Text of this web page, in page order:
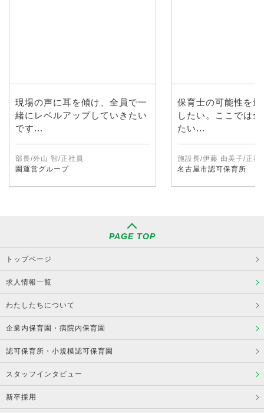
現場の声に耳を傾け、全員で一
緒にレベルアップしていきたい
です...
部長/外山 智/正社員
園運営グループ
保育士の可能性を
したい。ここでは
たい...
施設長/伊藤 由美子/正社
名古屋市認可保育所
PAGE TOP
トップページ
求人情報一覧
わたしたちについて
企業内保育園・病院内保育園
認可保育所・小規模認可保育園
スタッフインタビュー
新卒採用